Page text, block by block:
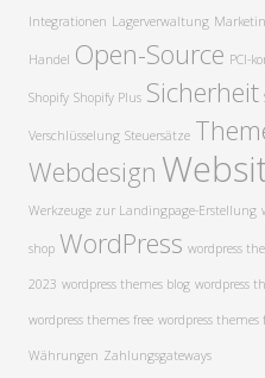
Integrationen Lagerverwaltung
Handel Open-Source PCI-
Shopify Shopify Plus Sicherheit
Verschlüsselung Steuersätze
Webdesign
Werkzeuge zur Landingpage-Erstellung
shop WordPress wordpress
2023 wordpress themes blog wordpress
wordpress themes free wordpress themes
Währungen Zahlungsgateways